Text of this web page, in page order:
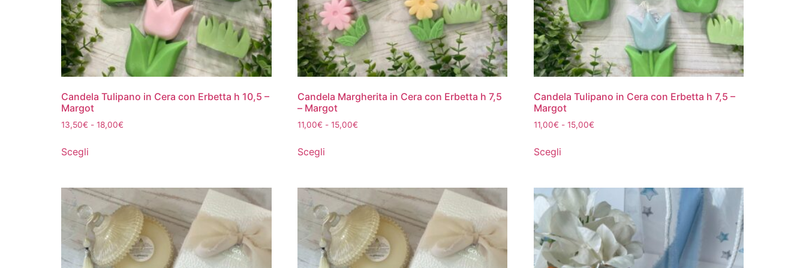
Candela Tulipano in Cera con Erbetta h 10,5 –
Margot
13,50€ - 18,00€
Scegli
Candela Margherita in Cera con Erbetta h 7,5
– Margot
11,00€ - 15,00€
Scegli
Candela Tulipano in Cera con Erbetta h 7,5 –
Margot
11,00€ - 15,00€
Scegli